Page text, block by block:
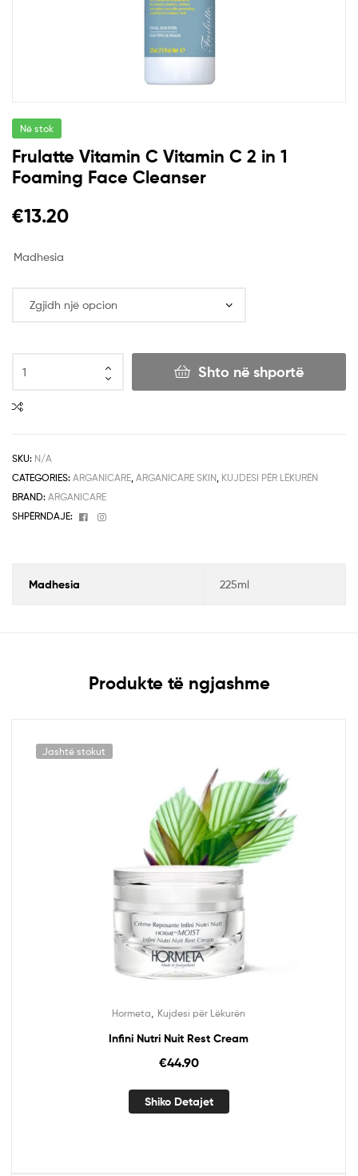
Në stok
Frulatte Vitamin C Vitamin C 2 in 1
Foaming Face Cleanser
€13.20
Madhesia
Shto në shportë
SKU: N/A
CATEGORIES: ARGANICARE ARGANICARE SKIN KUJDESI PËR LËKURËN
BRAND: ARGANICARE
SHPËRNDAJE:
Facebook
Instagram
Madhesia 225ml
Produkte të ngjashme
Jashtë stokut
Hormeta Kujdesi për Lëkurën
Infini Nutri Nuit Rest Cream
€44.90
Shiko Detajet